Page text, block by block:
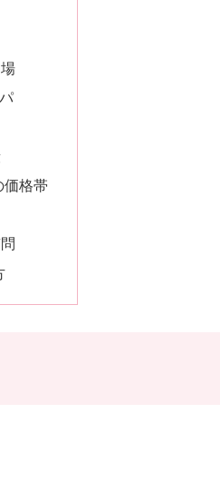
価格帯